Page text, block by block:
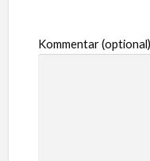
Kommentar (optional)